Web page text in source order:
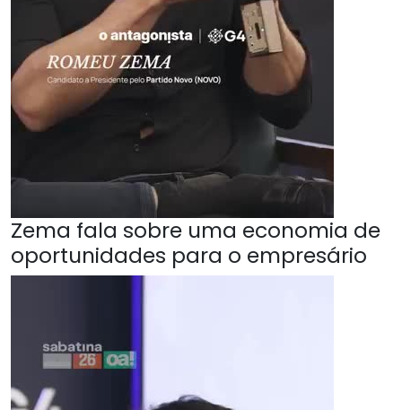
Zema fala sobre uma economia de
oportunidades para o empresário